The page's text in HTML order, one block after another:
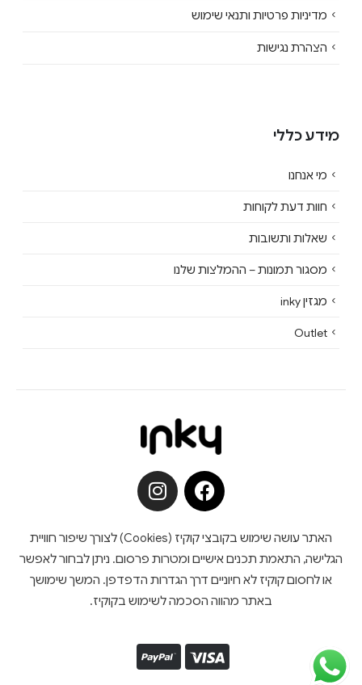
מדיניות פרטיות ותנאי שימוש
הצהרת נגישות
מידע כללי
מי אנחנו
חוות דעת לקוחות
שאלות ותשובות
מסגור תמונות – ההמלצות שלנו
מגזין inky
Outlet
האתר עושה שימוש בקובצי קוקיז (Cookies) לצורך שיפור חוויית
הגלישה, התאמת תכנים אישיים ומטרות פרסום. ניתן לבחור לאפשר
או לחסום קוקיז לא חיוניים דרך הגדרות הדפדפן. המשך שימושך
באתר מהווה הסכמה לשימוש בקוקיז.